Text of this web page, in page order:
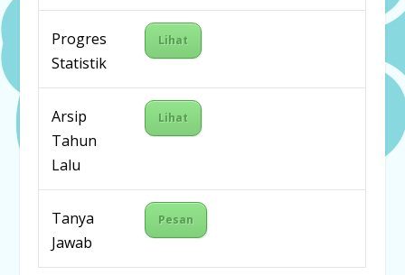
Progres
Statistik
Lihat
Arsip
Tahun
Lalu
Lihat
Tanya
Jawab
Pesan